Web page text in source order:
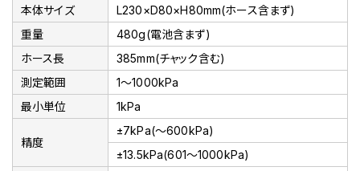
本体サイズ
L230×D80×H80mm(ホース含まず)
重量
480g(電池含まず)
ホース長
385mm(チャック含む)
測定範囲
1～1000kPa
最小単位
1kPa
精度
±7kPa(～600kPa)
±13.5kPa(601～1000kPa)